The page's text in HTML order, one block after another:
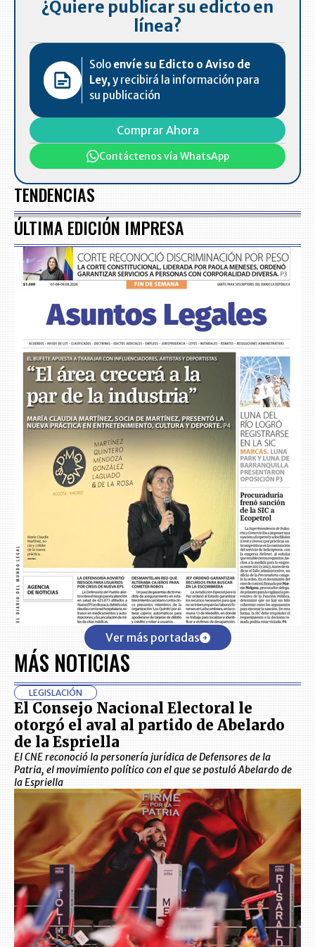
¿Quiere publicar su edicto en
línea?
Solo envíe su Edicto o Aviso de
Ley,y recibirá la información para
su publicación
Comprar Ahora
Contáctenos vía WhatsApp
TENDENCIAS
ÚLTIMA EDICIÓN IMPRESA
Ver más portadas
MÁS NOTICIAS
LEGISLACIÓN
El Consejo Nacional Electoral le
otorgó el aval al partido de Abelardo
de la Espriella
El CNE reconoció la personería jurídica de Defensores de la
Patria, el movimiento político con el que se postuló Abelardo de
la Espriella